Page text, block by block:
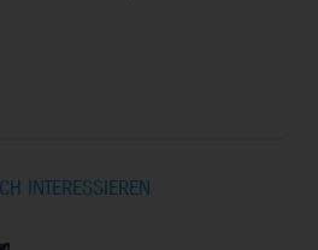
INTERESSIEREN